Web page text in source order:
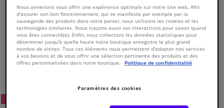
Fenêtres & accessoires
Intérieur & ameublement
Numéro de produit d'origine:0123638
Nous aimerions vous offrir une expérience optimale sur notre site web. Afin
d'assurer son bon fonctionnement, qui se manifeste par exemple par la
sauvegarde des produits dans votre panier, nous utilisons les cookies et les
technologies similaires. Nous traçons aussi vos interactions pour savoir quand
vous êtes connecté(e). Enfin, nous collectons les données statistiques pour
déterminer jusqu'à quelle heure notre boutique enregistre le plus grand
nombre de visites. Tous ces éléments nous permettent d'adapter nos services
à vos besoins et de vous offrir une sélection pertinente des produits et des
offres personnalisées dans notre boutique.
Politique de confidentialité
Paramètres des cookies